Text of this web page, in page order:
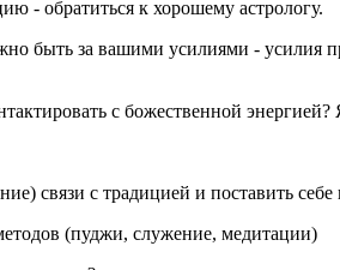
- обратиться к хорошему астрологу.
быть за вашими усилиями - усилия
с божественной энергией?
связи с традицией и поставить
(пуджи, служение, медитации)